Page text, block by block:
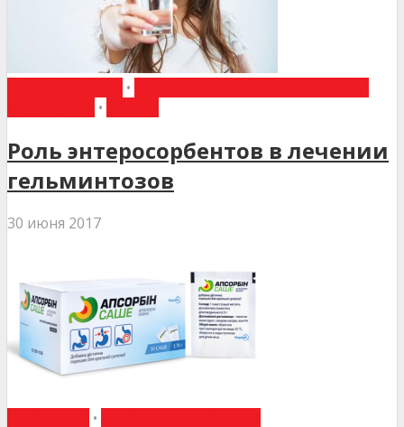
•
•
Роль энтеросорбентов в лечении
гельминтозов
30 июня 2017
•